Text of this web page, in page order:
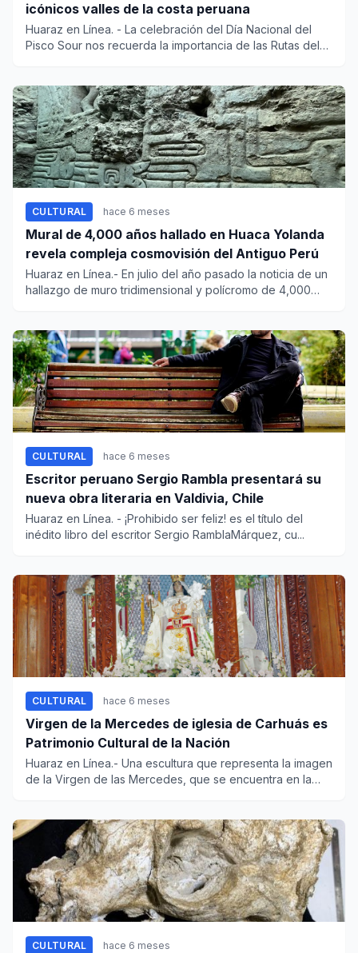
icónicos valles de la costa peruana
Huaraz en Línea. - La celebración del Día Nacional del
Pisco Sour nos recuerda la importancia de las Rutas del
CULTURAL hace 6 meses
Mural de 4,000 años hallado en Huaca Yolanda
revela compleja cosmovisión del Antiguo Perú
Huaraz en Línea.- En julio del año pasado la noticia de un
hallazgo de muro tridimensional y polícromo de 4,000
CULTURAL hace 6 meses
Escritor peruano Sergio Rambla presentará su
nueva obra literaria en Valdivia, Chile
Huaraz en Línea. - ¡Prohibido ser feliz! es el título del
inédito libro del escritor Sergio RamblaMárquez, cu...
CULTURAL hace 6 meses
Virgen de la Mercedes de iglesia de Carhuás es
Patrimonio Cultural de la Nación
Huaraz en Línea.- Una escultura que representa la imagen
de la Virgen de las Mercedes, que se encuentra en la
CULTURAL hace 6 meses